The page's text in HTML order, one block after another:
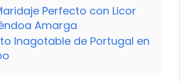
Perfecto con Licor
Amarga
Inagotable de Portugal en